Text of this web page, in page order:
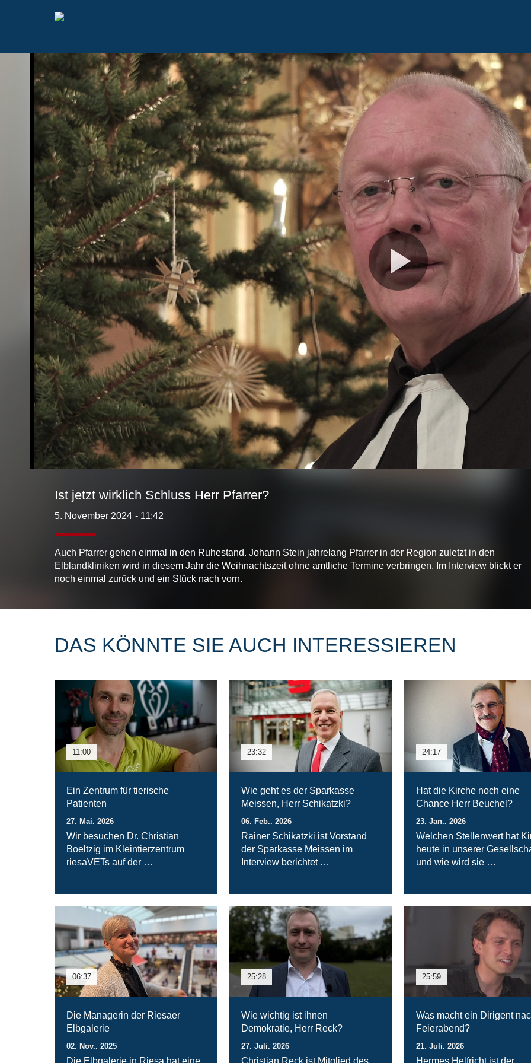
Video
Ist jetzt wirklich Schluss Herr Pfarrer?
5. November 2024 - 11:42
Auch Pfarrer gehen einmal in den Ruhestand. Johann Stein jahrelang Pfarrer in der Region zuletzt in den
Elblandkliniken wird in diesem Jahr die Weihnachtszeit ohne amtliche Termine verbringen. Im Interview blickt er
noch einmal zurück und ein Stück nach vorn.
DAS KÖNNTE SIE AUCH INTERESSIEREN
11:00
Ein Zentrum für tierische
Patienten
27. Mai. 2026
Wir besuchen Dr. Christian
Boeltzig im Kleintierzentrum
riesaVETs auf der …
23:32
Wie geht es der Sparkasse
Meissen, Herr Schikatzki?
06. Feb.. 2026
Rainer Schikatzki ist Vorstand
der Sparkasse Meissen im
Interview berichtet …
24:17
Hat die Kirche noch eine
Chance Herr Beuchel?
23. Jan.. 2026
Welchen Stellenwert hat
heute in unserer
und wie wird sie …
06:37
Die Managerin der Riesaer
Elbgalerie
02. Nov.. 2025
Die Elbgalerie in Riesa hat eine
25:28
Wie wichtig ist ihnen
Demokratie, Herr Reck?
27. Juli. 2026
Christian Reck ist Mitglied des
25:59
Was macht ein Dirigent
Feierabend?
21. Juli. 2026
Hermes Helfricht ist der